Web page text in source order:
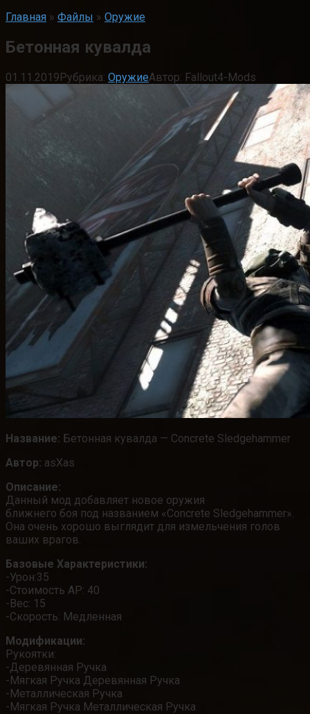
Главная » Файлы » Оружие
Бетонная кувалда
01.11.2019Рубрика: ОружиеАвтор: Fallout4-Mods
Название: Бетонная кувалда — Concrete Sledgehammer
Автор: asXas
Описание:
Данный мод добавляет новое оружия
ближнего боя под названием «Concrete Sledgehammer».
Она очень хорошо выглядит для измельчения голов
ваших врагов.
Базовые Характеристики:
-Урон:35
-Стоимость AP: 40
-Вес: 15
-Скорость: Медленная
Модификации:
Рукоятки:
-Деревянная Ручка
-Мягкая Ручка Деревянная Ручка
-Металлическая Ручка
-Мягкая Ручка Металлическая Ручка